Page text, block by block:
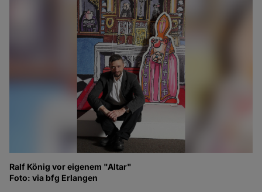
Ralf König vor eigenem "Altar"
Foto: via bfg Erlangen